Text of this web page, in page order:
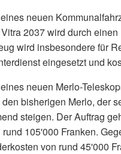
neuen
2037 wird durch
wird insbesondere für
eingesetzt und
neuen Merlo-
bisherigen Merlo, der
steigen. Der Auftrag
105'000 Franken.
von rund 45'000